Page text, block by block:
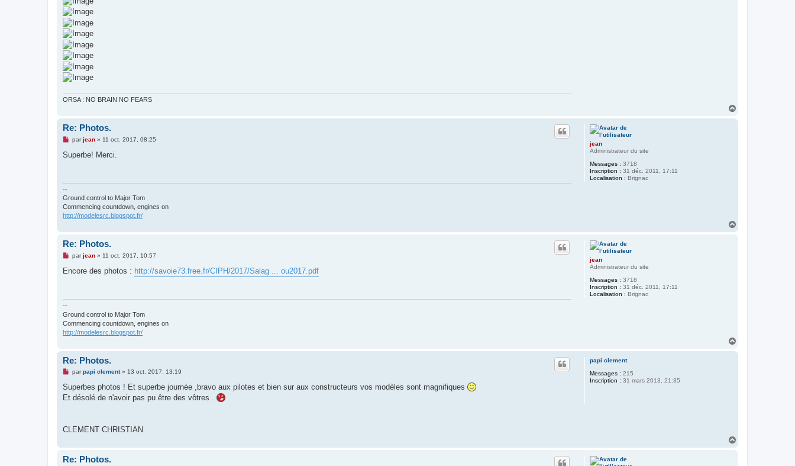
ORSA : NO BRAIN NO FEARS
jean
Administrateur du site
Messages : 3718
Inscription : 31 déc. 2011, 17:11
Localisation : Brignac
Re: Photos.
M
s
s
o
l
u
parjean» 11 oct. 2017, 08:25
Superbe! Merci.
--
Ground control to Major Tom
Commencing countdown, engines on
http://modelesrc.blogspot.fr/
jean
Administrateur du site
Messages : 3718
Inscription : 31 déc. 2011, 17:11
Localisation : Brignac
Re: Photos.
M
s
n
l
u
parjean» 11 oct. 2017, 10:57
Encore des photos : http://savoie73.free.fr/CIPH/2017/Salag ... ou2017.pdf
--
Ground control to Major Tom
Commencing countdown, engines on
http://modelesrc.blogspot.fr/
papi clement
Messages : 215
Inscription : 31 mars 2013, 21:35
Re: Photos.
M
s
s
a
o
u
parpapi clement» 13 oct. 2017, 13:19
Superbes photos ! Et superbe journée ,bravo aux pilotes et bien sur aux constructeurs vos modèles sont magnifiques
Et désolé de n'avoir pas pu être des vôtres .
CLEMENT CHRISTIAN
Re: Photos.